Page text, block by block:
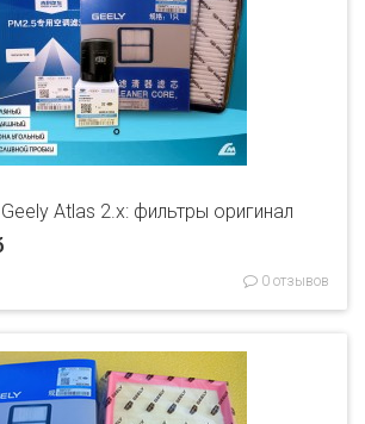
Atlas 2.x: фильтры оригинал
0 отзывов